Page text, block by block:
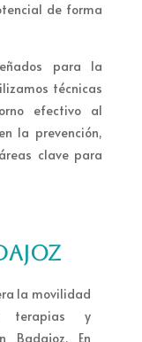
de forma
para la
técnicas
efectivo al
la prevención,
clave para
la movilidad
terapias y
Badajoz. En